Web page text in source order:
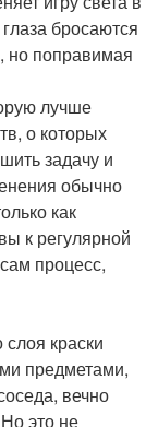
бросаются
но поправимая
лучше
о которых
задачу и
обычно
как
к регулярной
процесс,
краски
предметами,
вечно
это не